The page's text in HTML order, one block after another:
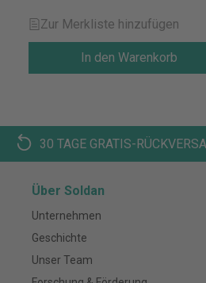
Zur Merkliste hinzufügen
In den Warenkorb
30 TAGE GRATIS-
Über Soldan
Unternehmen
Geschichte
Unser Team